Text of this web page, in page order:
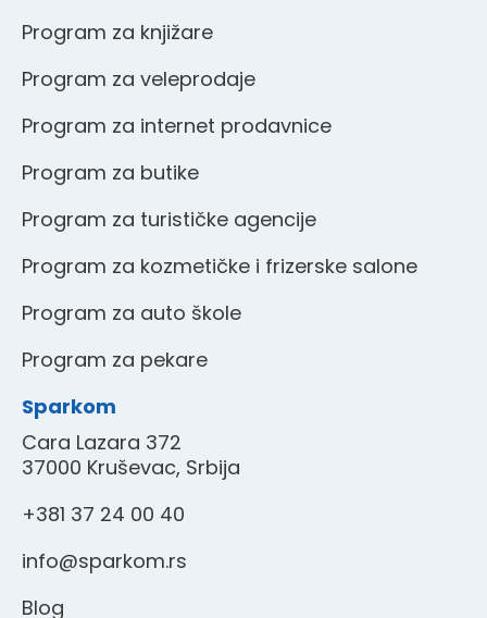
Program za knjižare
Program za veleprodaje
Program za internet prodavnice
Program za butike
Program za turističke agencije
Program za kozmetičke i frizerske salone
Program za auto škole
Program za pekare
Sparkom
Cara Lazara 372
37000 Kruševac, Srbija
+381 37 24 00 40
info@sparkom.rs
Blog